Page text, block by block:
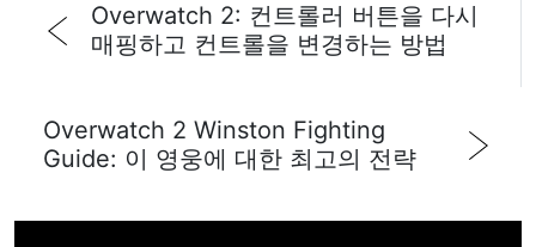
Overwatch 2: 컨트롤러 버튼을 다시
매핑하고 컨트롤을 변경하는 방법
Overwatch 2 Winston Fighting
Guide: 이 영웅에 대한 최고의 전략